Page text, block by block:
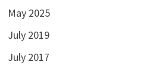
May 2025
July 2019
July 2017